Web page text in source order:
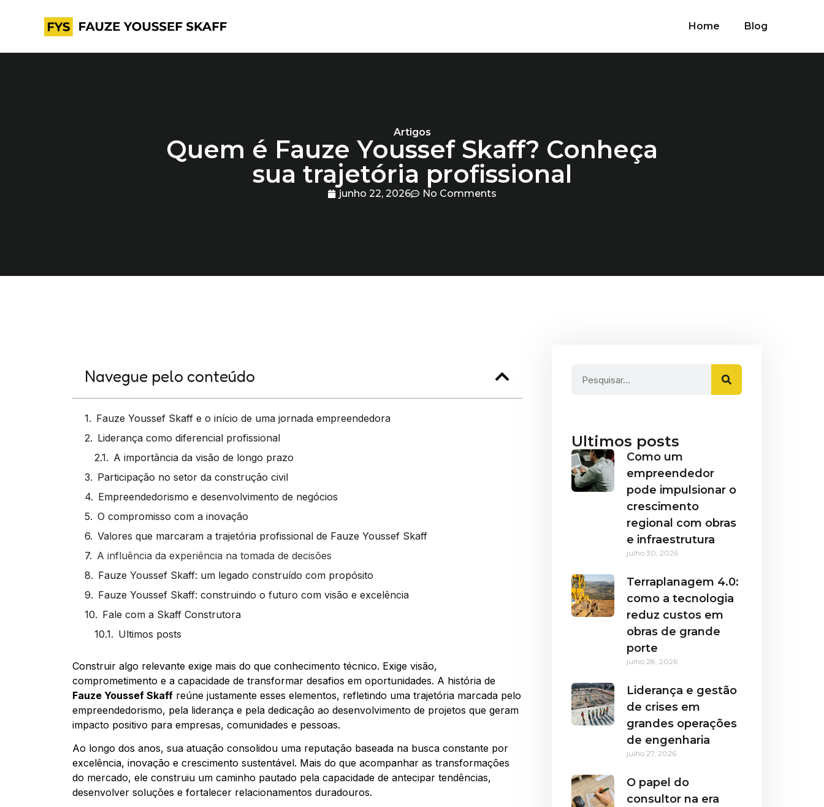
Home Blog
Artigos
Quem é Fauze Youssef Skaff? Conheça
sua trajetória profissional
junho 22, 2026 No Comments
Navegue pelo conteúdo
Fauze Youssef Skaff e o início de uma jornada empreendedora
Liderança como diferencial profissional
A importância da visão de longo prazo
Participação no setor da construção civil
Empreendedorismo e desenvolvimento de negócios
O compromisso com a inovação
Valores que marcaram a trajetória profissional de Fauze Youssef Skaff
A influência da experiência na tomada de decisões
Fauze Youssef Skaff: um legado construído com propósito
Fauze Youssef Skaff: construindo o futuro com visão e excelência
Fale com a Skaff Construtora
Ultimos posts
Construir algo relevante exige mais do que conhecimento técnico. Exige visão,
comprometimento e a capacidade de transformar desafios em oportunidades. A história de
Fauze Youssef Skaff reúne justamente esses elementos, refletindo uma trajetória marcada pelo
empreendedorismo, pela liderança e pela dedicação ao desenvolvimento de projetos que geram
impacto positivo para empresas, comunidades e pessoas.
Ao longo dos anos, sua atuação consolidou uma reputação baseada na busca constante por
excelência, inovação e crescimento sustentável. Mais do que acompanhar as transformações
do mercado, ele construiu um caminho pautado pela capacidade de antecipar tendências,
desenvolver soluções e fortalecer relacionamentos duradouros.
Ultimos posts
Como um
empreendedor
pode impulsionar o
crescimento
regional com obras
e infraestrutura
julho 30, 2026
Terraplanagem 4.0:
como a tecnologia
reduz custos em
obras de grande
porte
julho 28, 2026
Liderança e gestão
de crises em
grandes operações
de engenharia
julho 27, 2026
O papel do
consultor na era